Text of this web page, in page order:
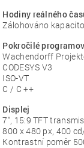
Hodiny reálného
Zálohováno
Pokročilé
Wachendorff
CODESYS V3
ISO-VT
C / C ++
Displej
7″, 15:9 TFT
800 x 480 px, 400
Kontrastní poměr